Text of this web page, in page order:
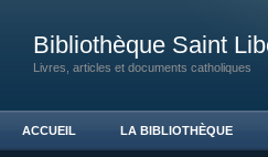
Bibliothèque Saint
Livres, articles et documents catholiques
ACCUEIL LA BIBLIOTHÈQUE